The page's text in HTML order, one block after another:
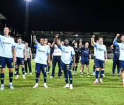
hospitalisées
à Schaerbeek